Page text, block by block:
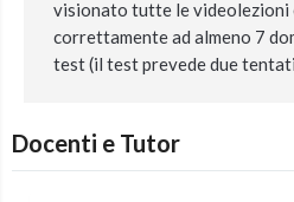
visionato tutte le videolezioni
correttamente ad almeno 7
test (il test prevede due
Docenti e Tutor